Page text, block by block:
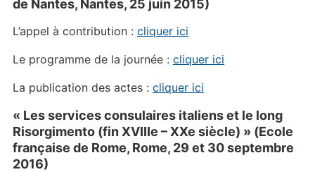
de Nantes, Nantes, 25 juin 2015)
L’appel à contribution : cliquer ici
Le programme de la journée : cliquer ici
La publication des actes : cliquer ici
« Les services consulaires italiens et le long
Risorgimento (fin XVIIIe – XXe siècle) » (Ecole
française de Rome, Rome, 29 et 30 septembre
2016)